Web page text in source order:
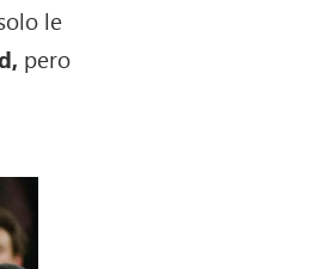
le
pero